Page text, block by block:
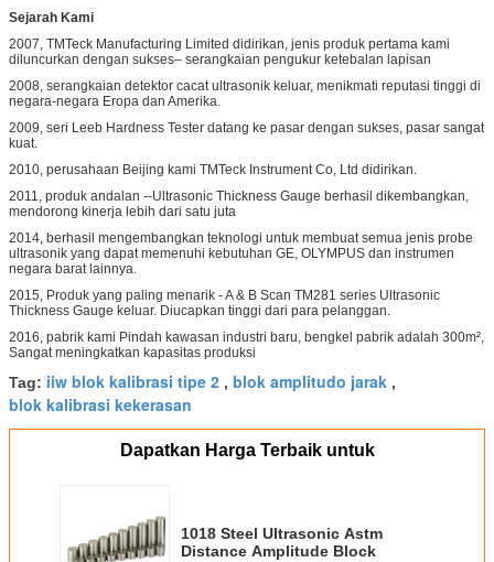
Sejarah Kami
2007, TMTeck Manufacturing Limited didirikan, jenis produk pertama kami
diluncurkan dengan sukses– serangkaian pengukur ketebalan lapisan
2008, serangkaian detektor cacat ultrasonik keluar, menikmati reputasi tinggi di
negara-negara Eropa dan Amerika.
2009, seri Leeb Hardness Tester datang ke pasar dengan sukses, pasar sangat
kuat.
2010, perusahaan Beijing kami TMTeck Instrument Co, Ltd didirikan.
2011, produk andalan --Ultrasonic Thickness Gauge berhasil dikembangkan,
mendorong kinerja lebih dari satu juta
2014, berhasil mengembangkan teknologi untuk membuat semua jenis probe
ultrasonik yang dapat memenuhi kebutuhan GE, OLYMPUS dan instrumen
negara barat lainnya.
2015, Produk yang paling menarik - A & B Scan TM281 series Ultrasonic
Thickness Gauge keluar. Diucapkan tinggi dari para pelanggan.
2016, pabrik kami Pindah kawasan industri baru, bengkel pabrik adalah 300m²,
Sangat meningkatkan kapasitas produksi
Tag: iiw blok kalibrasi tipe 2 , blok amplitudo jarak ,
blok kalibrasi kekerasan
Dapatkan Harga Terbaik untuk
1018 Steel Ultrasonic Astm
Distance Amplitude Block